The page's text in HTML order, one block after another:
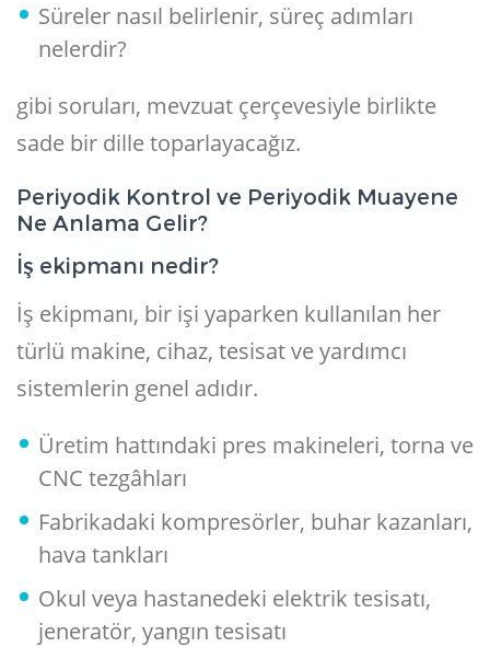
Süreler nasıl belirlenir, süreç adımları
nelerdir?
gibi soruları, mevzuat çerçevesiyle birlikte
sade bir dille toparlayacağız.
Periyodik Kontrol ve Periyodik Muayene
Ne Anlama Gelir?
İş ekipmanı nedir?
İş ekipmanı, bir işi yaparken kullanılan her
türlü makine, cihaz, tesisat ve yardımcı
sistemlerin genel adıdır.
Üretim hattındaki pres makineleri, torna ve
CNC tezgâhları
Fabrikadaki kompresörler, buhar kazanları,
hava tankları
Okul veya hastanedeki elektrik tesisatı,
jeneratör, yangın tesisatı